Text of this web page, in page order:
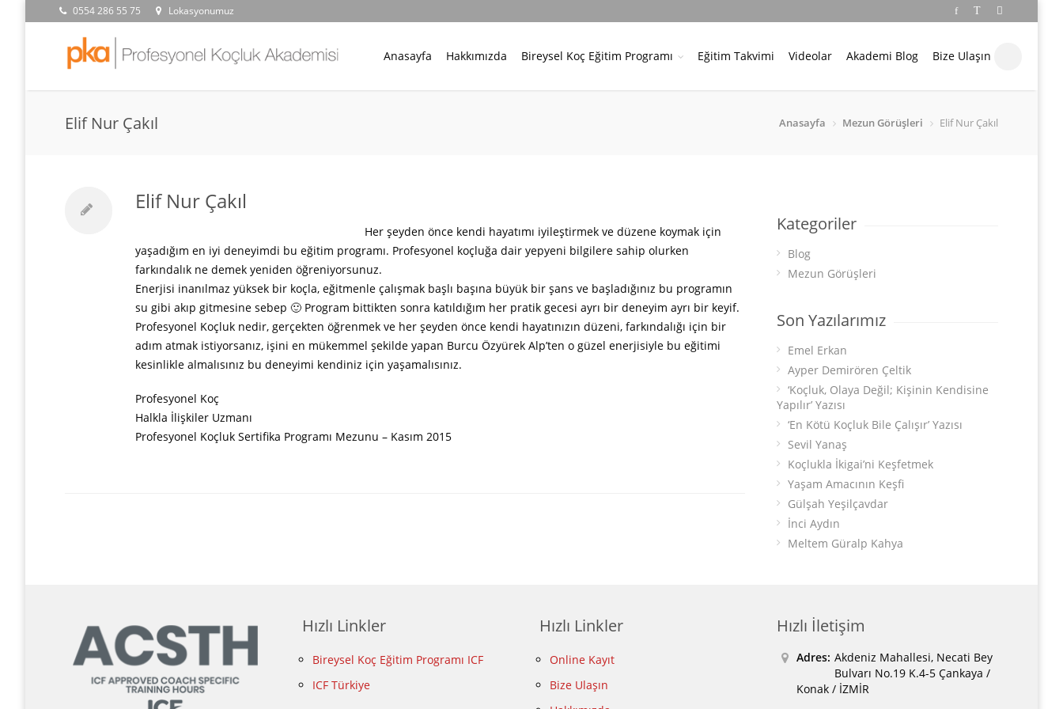
0554 286 55 75 Lokasyonumuz
Anasayfa Hakkımızda Bireysel Koç Eğitim Programı Eğitim Takvimi Videolar Akademi Blog Bize Ulaşın
Elif Nur Çakıl Anasayfa Mezun Görüşleri Elif Nur Çakıl
Elif Nur Çakıl
Her şeyden önce kendi hayatımı iyileştirmek ve düzene koymak için
yaşadığım en iyi deneyimdi bu eğitim programı. Profesyonel koçluğa dair yepyeni bilgilere sahip olurken
farkındalık ne demek yeniden öğreniyorsunuz.
Enerjisi inanılmaz yüksek bir koçla, eğitmenle çalışmak başlı başına büyük bir şans ve başladığınız bu programın
su gibi akıp gitmesine sebep 🙂 Program bittikten sonra katıldığım her pratik gecesi ayrı bir deneyim ayrı bir keyif.
Profesyonel Koçluk nedir, gerçekten öğrenmek ve her şeyden önce kendi hayatınızın düzeni, farkındalığı için bir
adım atmak istiyorsanız, işini en mükemmel şekilde yapan Burcu Özyürek Alp’ten o güzel enerjisiyle bu eğitimi
kesinlikle almalısınız bu deneyimi kendiniz için yaşamalısınız.
Profesyonel Koç
Halkla İlişkiler Uzmanı
Profesyonel Koçluk Sertifika Programı Mezunu – Kasım 2015
Kategoriler
Blog
Mezun Görüşleri
Son Yazılarımız
Emel Erkan
Ayper Demirören Çeltik
‘Koçluk, Olaya Değil; Kişinin Kendisine
Yapılır’ Yazısı
‘En Kötü Koçluk Bile Çalışır’ Yazısı
Sevil Yanaş
Koçlukla İkigai’ni Keşfetmek
Yaşam Amacının Keşfi
Gülşah Yeşilçavdar
İnci Aydın
Meltem Güralp Kahya
Hızlı Linkler
Bireysel Koç Eğitim Programı ICF
ICF Türkiye
Hızlı Linkler
Online Kayıt
Bize Ulaşın
Hızlı İletişim
Adres: Akdeniz Mahallesi, Necati Bey
Bulvarı No.19 K.4-5 Çankaya /
Konak / İZMİR